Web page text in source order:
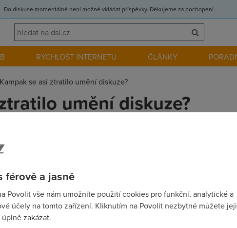
Do diskuse momentálně není možné vkládat příspěvky. Děkujeme za pochopení.
RYCHLOST INTERNETU ČLÁNKY
Kampak se asi ztratilo umění diskuze?
umění diskuze?
Patřilo k dobrým mravům umět diskutovat, ale hlavně logicky
lidi na pravičáky a levičáky a přisuzovat jim podle toho styl
férově a jasně
Povolit vše nám umožníte použití cookies pro funkční, analytické a
účely na tomto zařízení. Kliknutím na Povolit nezbytné můžete
zakázat.